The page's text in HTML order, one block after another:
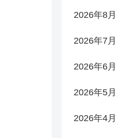
2026年8月
2026年7月
2026年6月
2026年5月
2026年4月